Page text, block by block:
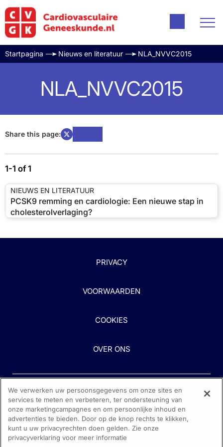
Startpagina Nieuws en literatuur NLA_NVVC2015
NLA_NVVC2015
Share this page:
1-1 of 1
NIEUWS EN LITERATUUR
PCSK9 remming en cardiologie: Een nieuwe stap in
cholesterolverlaging?
PRIVACY
VOORWAARDEN
COOKIES
OVER ONS
Heeft u hulp nodig?
Neem contact met ons op
We verwerken uw persoonsgegevens om onze sites en
services te meten en verbeteren, ter ondersteuning van
onze marketingcampagnes en om persoonlijke inhoud en
advertenties te bieden. Door op de knop rechts te klikken,
kunt u uw privacyrechten doen gelden. Zie onze
privacyverklaring voor meer informatie